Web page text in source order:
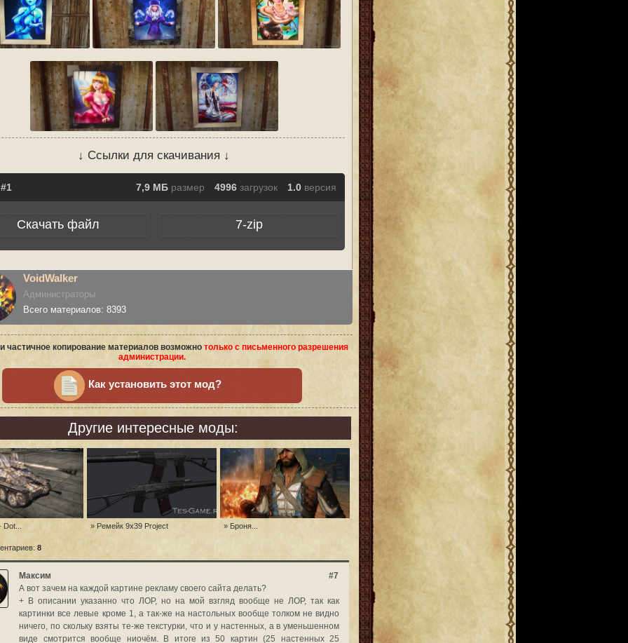
↓ Ссылки для скачивания ↓
7,9 МБ размер 4996 загрузок 1.0 версия
Скачать файл 7-zip
VoidWalker
Администраторы
Всего материалов: 8393
частичное копирование материалов возможно только с письменного разрешения
администрации.
Как установить этот мод?
Другие интересные моды:
» Ремейк 9x39 Project » Броня...
8
Максим
#7
А вот зачем на каждой картине рекламу своего сайта делать?
+ В описании указанно что ЛОР, но на мой взгляд вообще не ЛОР, так как
картинки все левые кроме 1, а так-же на настольных вообще толком не видно
ничего, по скольку взяты те-же текстурки, что и у настенных, а в уменьшенном
виде смотрится вообще ниочём. В итоге из 50 картин (25 настенных 25